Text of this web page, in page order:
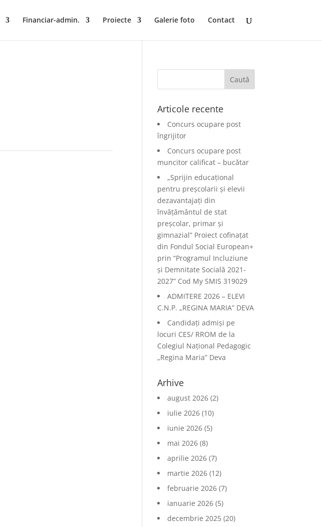
Financiar-admin. Proiecte Galerie foto Contact
Articole recente
Concurs ocupare post
îngrijitor
Concurs ocupare post
muncitor calificat – bucătar
„Sprijin educațional
pentru preșcolarii și elevii
dezavantajați din
învățământul de stat
preșcolar, primar și
gimnazial” Proiect cofinațat
din Fondul Social European+
prin “Programul Incluziune
și Demnitate Socială 2021-
2027” Cod My SMIS 319029
ADMITERE 2026 – ELEVI
C.N.P. „REGINA MARIA” DEVA
Candidați admiși pe
locuri CES/ RROM de la
Colegiul Național Pedagogic
„Regina Maria” Deva
Arhive
august 2026 (2)
iulie 2026 (10)
iunie 2026 (5)
mai 2026 (8)
aprilie 2026 (7)
martie 2026 (12)
februarie 2026 (7)
ianuarie 2026 (5)
decembrie 2025 (20)